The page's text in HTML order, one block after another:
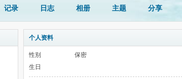
记录 日志 相册 主题 分享
个人资料
性别
保密
生日